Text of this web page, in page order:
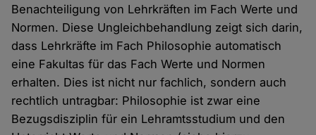
Benachteiligung von Lehrkräften im Fach Werte und
Normen. Diese Ungleichbehandlung zeigt sich darin,
dass Lehrkräfte im Fach Philosophie automatisch
eine Fakultas für das Fach Werte und Normen
erhalten. Dies ist nicht nur fachlich, sondern auch
rechtlich untragbar: Philosophie ist zwar eine
Bezugsdisziplin für ein Lehramtsstudium und den